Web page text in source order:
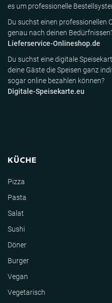
es um professionelle
Du suchst einen professionellen
genau nach deinen
Lieferservice-Onlineshop.de
Du suchst eine digitale
deine Gäste die Speisen ganz
sogar online bezahlen können?
Digitale-Speisekarte.eu
KÜCHE
Pizza
Pasta
Salat
Sushi
Döner
Burger
Vegan
Vegetarisch